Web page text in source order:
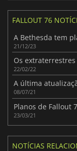
FALLOUT 76
A Bethesda tem
21/12/23
22/02/22
08/07/21
Planos de Fallout
23/03/21
NOTÍCIAS